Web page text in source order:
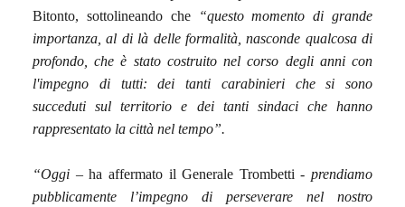
Bitonto, sottolineando che
“questo momento di grande
importanza, al di là delle formalità, nasconde qualcosa di
profondo, che è stato costruito nel corso degli anni con
l'impegno di tutti: dei tanti carabinieri che si sono
succeduti sul territorio e dei tanti sindaci che hanno
rappresentato la città nel tempo”.
“Oggi – ha affermato il Generale Trombetti - prendiamo
pubblicamente l’impegno di perseverare nel nostro